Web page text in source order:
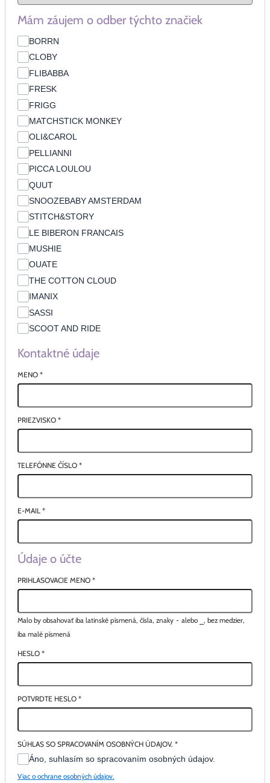
Mám záujem o odber týchto značiek
BORRN
CLOBY
FLIBABBA
FRESK
FRIGG
MATCHSTICK MONKEY
OLI&CAROL
PELLIANNI
PICCA LOULOU
QUUT
SNOOZEBABY AMSTERDAM
STITCH&STORY
LE BIBERON FRANCAIS
MUSHIE
OUATE
THE COTTON CLOUD
IMANIX
SASSI
SCOOT AND RIDE
Kontaktné údaje
MENO *
PRIEZVISKO *
TELEFÓNNE ČÍSLO *
E-MAIL *
Údaje o účte
PRIHLASOVACIE MENO *
Malo by obsahovať iba latinské písmená, čísla, znaky - alebo
, bez medzier,
iba malé písmená
HESLO *
POTVRDTE HESLO *
SÚHLAS SO SPRACOVANÍM OSOBNÝCH ÚDAJOV. *
Áno, suhlasím so spracovaním osobných údajov.
Viac o ochrane osobných údajov.